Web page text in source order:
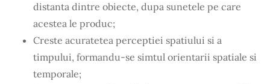
distanta dintre obiecte, dupa sunetele pe care
acestea le produc;
Creste acuratetea perceptiei spatiului si a
timpului, formandu-se simtul orientarii spatiale si
temporale;